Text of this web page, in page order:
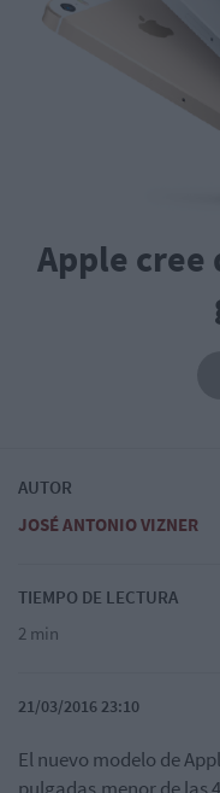
Apple cree
AUTOR
JOSÉ ANTONIO VIZNER
TIEMPO DE LECTURA
2 min
21/03/2016 23:10
El nuevo modelo de